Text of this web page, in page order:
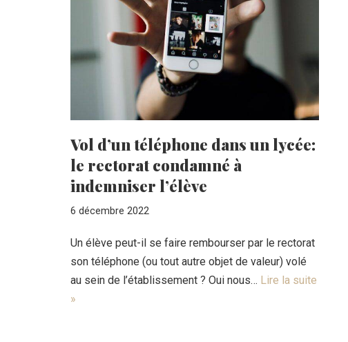
Vol d’un téléphone dans un lycée:
le rectorat condamné à
indemniser l’élève
6 décembre 2022
Un élève peut-il se faire rembourser par le rectorat
son téléphone (ou tout autre objet de valeur) volé
au sein de l’établissement ? Oui nous… Lire la suite
»